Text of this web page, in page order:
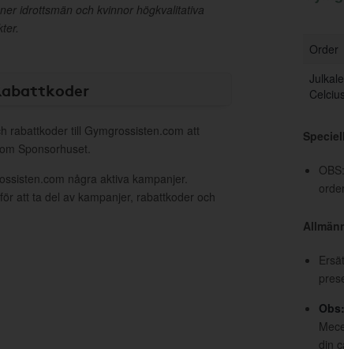
idrottsmän och kvinnor högkvalitativa
rabattkoder till Gymgrossisten.com att
Sponsorhuset.
några aktiva kampanjer.
att ta del av kampanjer, rabattkoder och
Order
Obs:
din